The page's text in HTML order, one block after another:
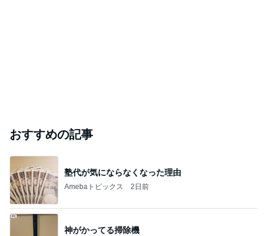
おすすめの記事
塾代が気にならなくなった理由
Amebaトピックス 2日前
神がかってる掃除機